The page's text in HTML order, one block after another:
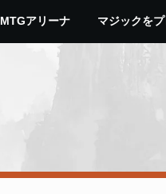
MTGアリーナ マジックをプ